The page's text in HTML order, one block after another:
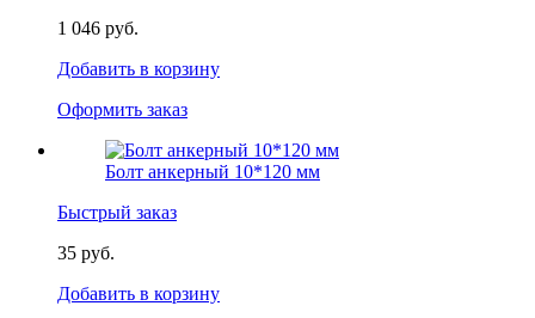
1 046 руб.
Добавить в корзину
Оформить заказ
Болт анкерный 10*120 мм
Быстрый заказ
35 руб.
Добавить в корзину